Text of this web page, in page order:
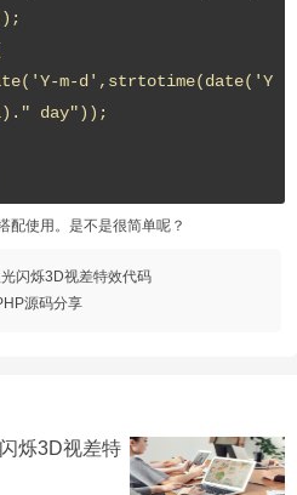
day"));
配使用。是不是很简单呢？
闪烁3D视差特效代码
源码分享
烁3D视差特